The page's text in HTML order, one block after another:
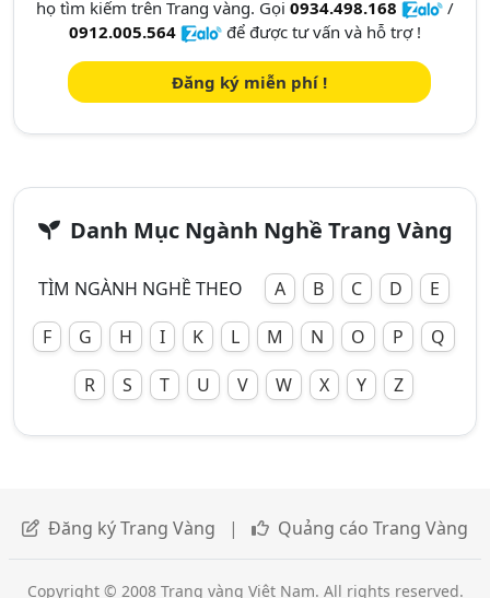
họ tìm kiếm trên Trang vàng. Gọi 0934.498.168
/
0912.005.564
để được tư vấn và hỗ trợ !
Đăng ký miễn phí !
Danh Mục Ngành Nghề Trang Vàng
TÌM NGÀNH NGHỀ THEO A B C D
E
F
G H I K L M N O P
Q
R
S T U V W X Y Z
Đăng ký Trang Vàng | Quảng cáo Trang Vàng
Copyright © 2008 Trang vàng Việt Nam. All rights reserved.